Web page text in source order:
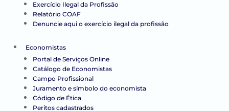
Exercício Ilegal da Profissão
Relatório COAF
Denuncie aqui o exercício ilegal da profissão
Economistas
Portal de Serviços Online
Catálogo de Economistas
Campo Profissional
Juramento e símbolo do economista
Código de Ética
Peritos cadastrados